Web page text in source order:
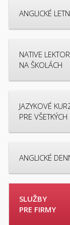
ANGLICKÉ
NATIVE
NA ŠKOLÁCH
JAZYKOVÉ
PRE VŠETKÝCH
ANGLICKÉ
SLUŽBY
PRE FIRMY